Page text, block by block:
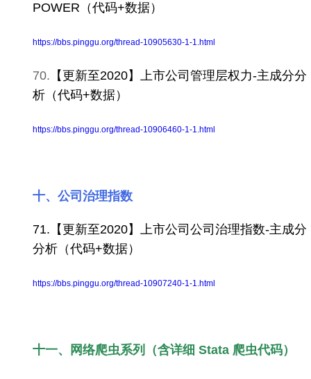
POWER（代码+数据）
https://bbs.pinggu.org/thread-10905630-1-1.html
70. 【更新至2020】上市公司管理层权力-主成分分
析（代码+数据）
https://bbs.pinggu.org/thread-10906460-1-1.html
十、公司治理指数
71.【更新至2020】上市公司公司治理指数-主成分
分析（代码+数据）
https://bbs.pinggu.org/thread-10907240-1-1.html
十一、网络爬虫系列（含详细 Stata 爬虫代码）